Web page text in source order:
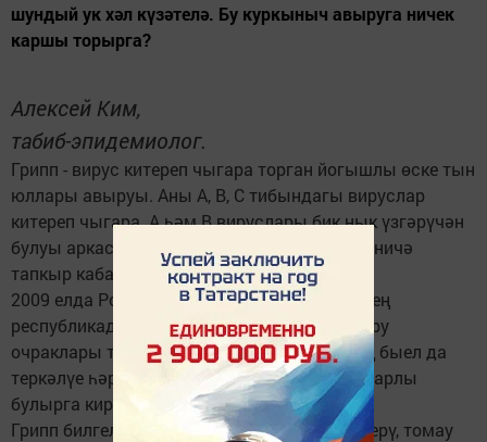
шундый ук хәл күзәтелә. Бу куркыныч авыруга ничек
каршы торырга?
Алексей Ким,
табиб-эпидемиолог.
Грипп - вирус китереп чыгара торган йогышлы өске тын
юллары авыруы. Аны А, В, С тибындагы вируслар
китереп чыгара. А һәм В вируслары бик нык үзгәрүчән
булуы аркасында бер үк сезонда авыру берничә
тапкыр кабатланырга мөмкин.
2009 елда Россия Федерациясендә дә, безнең
республикада да дуңгыз гриппы белән авыру
очраклары теркәлде. Мондый очракларның быел да
теркәлүе һәркемнең үз организмына игътибарлы
булырга кирәклеген исенә төшерә.
Грипп билгеләре - югары температура, йөткерү, томау